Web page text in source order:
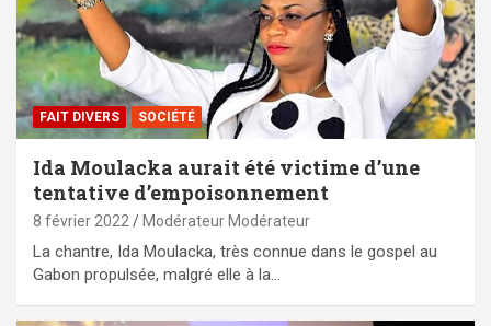
FAIT DIVERS SOCIÉTÉ
Ida Moulacka aurait été victime d’une
tentative d’empoisonnement
8 février 2022 Modérateur Modérateur
La chantre, Ida Moulacka, très connue dans le gospel au
Gabon propulsée, malgré elle à la…